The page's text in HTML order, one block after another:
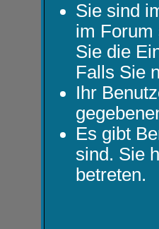
Sie sind
im Forum
Sie die
Falls Sie
Ihr
Es gibt
sind. Sie
betreten.